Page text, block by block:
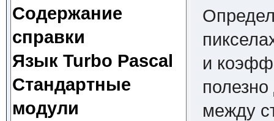
Содержание
справки
Язык Turbo Pascal
Стандартные
модули
и
между